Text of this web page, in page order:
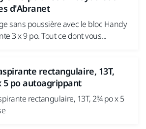
d'Abranet
sans poussière avec le bloc Handy
3 x 9 po. Tout ce dont vous...
rectangulaire, 13T,
5 po autoagrippant
rectangulaire, 13T, 2¾ po x 5